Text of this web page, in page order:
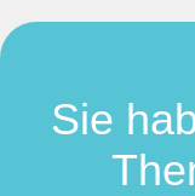
Sie